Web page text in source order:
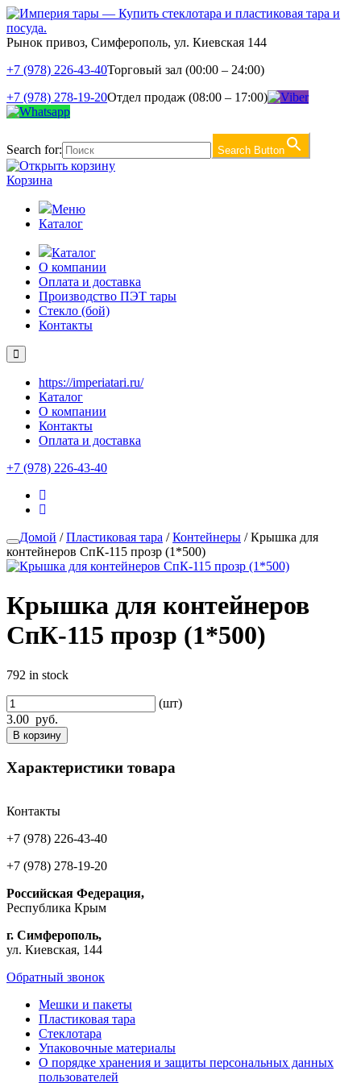
Рынок привоз, Симферополь, ул. Киевская 144
+7 (978) 226-43-40Торговый зал (00:00 – 24:00)
+7 (978) 278-19-20Отдел продаж (08:00 – 17:00)
Search for: Search Button
Корзина
Меню
Каталог
Каталог
О компании
Оплата и доставка
Производство ПЭТ тары
Стекло (бой)
Контакты
https://imperiatari.ru/
Каталог
О компании
Контакты
Оплата и доставка
+7 (978) 226-43-40
Домой /Пластиковая тара /Контейнеры / Крышка для
контейнеров СпК-115 прозр (1*500)
Крышка для контейнеров
СпК-115 прозр (1*500)
792 in stock
(шт)
3.00 руб.
В корзину
Характеристики товара
Контакты
+7 (978) 226-43-40
+7 (978) 278-19-20
Российская Федерация,
Республика Крым
г. Симферополь,
ул. Киевская, 144
Обратный звонок
Мешки и пакеты
Пластиковая тара
Стеклотара
Упаковочные материалы
О порядке хранения и защиты персональных данных
пользователей